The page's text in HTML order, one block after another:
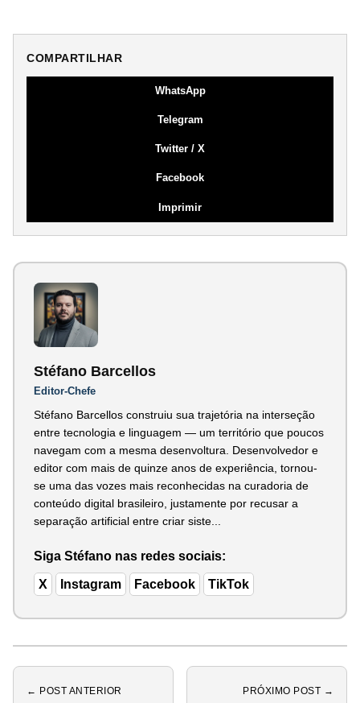
COMPARTILHAR
WhatsApp
Telegram
Twitter / X
Facebook
Imprimir
Stéfano Barcellos
Editor-Chefe
Stéfano Barcellos construiu sua trajetória na interseção
entre tecnologia e linguagem — um território que poucos
navegam com a mesma desenvoltura. Desenvolvedor e
editor com mais de quinze anos de experiência, tornou-
se uma das vozes mais reconhecidas na curadoria de
conteúdo digital brasileiro, justamente por recusar a
separação artificial entre criar siste...
Siga Stéfano nas redes sociais:
X Instagram Facebook TikTok
← POST ANTERIOR PRÓXIMO POST →